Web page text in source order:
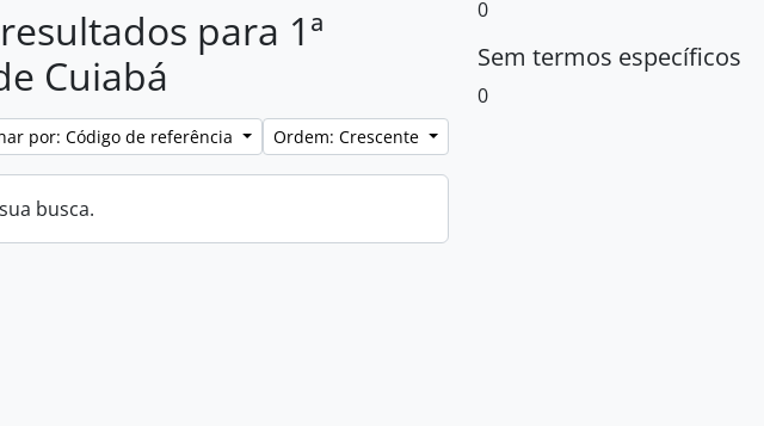
para 1ª
Cuiabá
por: Código de referência Ordem: Crescente
busca.
0
Sem termos específicos
0